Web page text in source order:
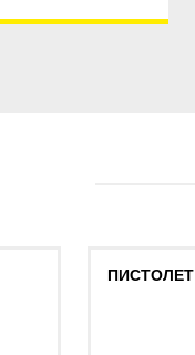
ПИСТОЛЕТ